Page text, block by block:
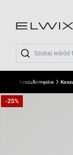
Wyszukaj
Koszulki męskie
-25%